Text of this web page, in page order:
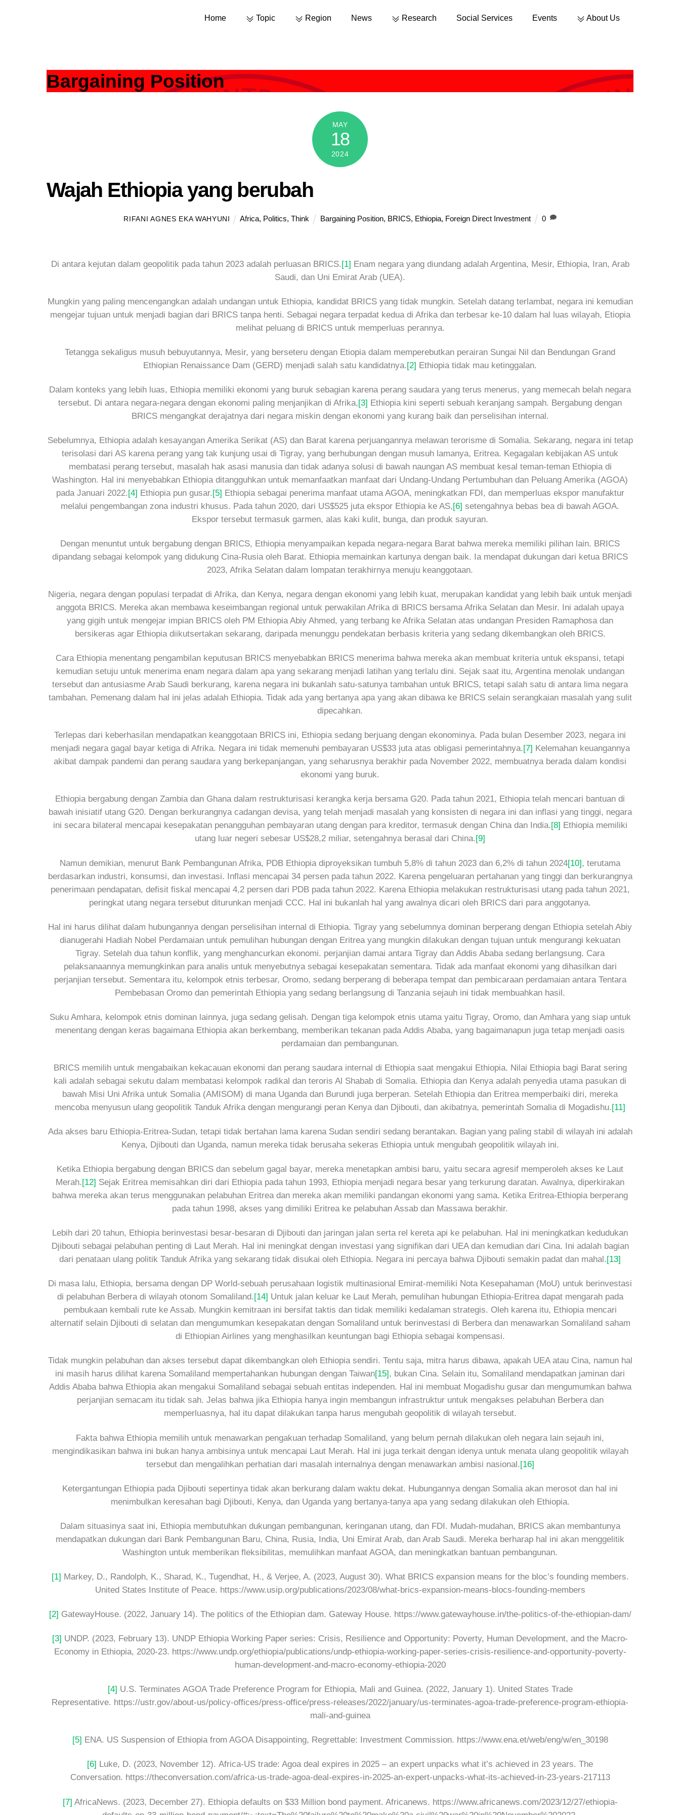
Home Topic Region News Research Social Services Events About Us
Bargaining Position
MAY
18
2024
Wajah Ethiopia yang berubah
RIFANI AGNES EKA WAHYUNI Africa, Politics,Think Bargaining Position, BRICS, Ethiopia, Foreign Direct Investment 0
Di antara kejutan dalam geopolitik pada tahun 2023 adalah perluasan BRICS.[1] Enam negara yang diundang adalah Argentina, Mesir, Ethiopia, Iran, Arab
Saudi, dan Uni Emirat Arab (UEA).
Mungkin yang paling mencengangkan adalah undangan untuk Ethiopia, kandidat BRICS yang tidak mungkin. Setelah datang terlambat, negara ini kemudian
mengejar tujuan untuk menjadi bagian dari BRICS tanpa henti. Sebagai negara terpadat kedua di Afrika dan terbesar ke-10 dalam hal luas wilayah, Etiopia
melihat peluang di BRICS untuk memperluas perannya.
Tetangga sekaligus musuh bebuyutannya, Mesir, yang berseteru dengan Etiopia dalam memperebutkan perairan Sungai Nil dan Bendungan Grand
Ethiopian Renaissance Dam (GERD) menjadi salah satu kandidatnya.[2] Ethiopia tidak mau ketinggalan.
Dalam konteks yang lebih luas, Ethiopia memiliki ekonomi yang buruk sebagian karena perang saudara yang terus menerus, yang memecah belah negara
tersebut. Di antara negara-negara dengan ekonomi paling menjanjikan di Afrika,[3] Ethiopia kini seperti sebuah keranjang sampah. Bergabung dengan
BRICS mengangkat derajatnya dari negara miskin dengan ekonomi yang kurang baik dan perselisihan internal.
Sebelumnya, Ethiopia adalah kesayangan Amerika Serikat (AS) dan Barat karena perjuangannya melawan terorisme di Somalia. Sekarang, negara ini tetap
terisolasi dari AS karena perang yang tak kunjung usai di Tigray, yang berhubungan dengan musuh lamanya, Eritrea. Kegagalan kebijakan AS untuk
membatasi perang tersebut, masalah hak asasi manusia dan tidak adanya solusi di bawah naungan AS membuat kesal teman-teman Ethiopia di
Washington. Hal ini menyebabkan Ethiopia ditangguhkan untuk memanfaatkan manfaat dari Undang-Undang Pertumbuhan dan Peluang Amerika (AGOA)
pada Januari 2022.[4] Ethiopia pun gusar.[5] Ethiopia sebagai penerima manfaat utama AGOA, meningkatkan FDI, dan memperluas ekspor manufaktur
melalui pengembangan zona industri khusus. Pada tahun 2020, dari US$525 juta ekspor Ethiopia ke AS,[6] setengahnya bebas bea di bawah AGOA.
Ekspor tersebut termasuk garmen, alas kaki kulit, bunga, dan produk sayuran.
Dengan menuntut untuk bergabung dengan BRICS, Ethiopia menyampaikan kepada negara-negara Barat bahwa mereka memiliki pilihan lain. BRICS
dipandang sebagai kelompok yang didukung Cina-Rusia oleh Barat. Ethiopia memainkan kartunya dengan baik. Ia mendapat dukungan dari ketua BRICS
2023, Afrika Selatan dalam lompatan terakhirnya menuju keanggotaan.
Nigeria, negara dengan populasi terpadat di Afrika, dan Kenya, negara dengan ekonomi yang lebih kuat, merupakan kandidat yang lebih baik untuk menjadi
anggota BRICS. Mereka akan membawa keseimbangan regional untuk perwakilan Afrika di BRICS bersama Afrika Selatan dan Mesir. Ini adalah upaya
yang gigih untuk mengejar impian BRICS oleh PM Ethiopia Abiy Ahmed, yang terbang ke Afrika Selatan atas undangan Presiden Ramaphosa dan
bersikeras agar Ethiopia diikutsertakan sekarang, daripada menunggu pendekatan berbasis kriteria yang sedang dikembangkan oleh BRICS.
Cara Ethiopia menentang pengambilan keputusan BRICS menyebabkan BRICS menerima bahwa mereka akan membuat kriteria untuk ekspansi, tetapi
kemudian setuju untuk menerima enam negara dalam apa yang sekarang menjadi latihan yang terlalu dini. Sejak saat itu, Argentina menolak undangan
tersebut dan antusiasme Arab Saudi berkurang, karena negara ini bukanlah satu-satunya tambahan untuk BRICS, tetapi salah satu di antara lima negara
tambahan. Pemenang dalam hal ini jelas adalah Ethiopia. Tidak ada yang bertanya apa yang akan dibawa ke BRICS selain serangkaian masalah yang sulit
dipecahkan.
Terlepas dari keberhasilan mendapatkan keanggotaan BRICS ini, Ethiopia sedang berjuang dengan ekonominya. Pada bulan Desember 2023, negara ini
menjadi negara gagal bayar ketiga di Afrika. Negara ini tidak memenuhi pembayaran US$33 juta atas obligasi pemerintahnya. [7] Kelemahan keuangannya
akibat dampak pandemi dan perang saudara yang berkepanjangan, yang seharusnya berakhir pada November 2022, membuatnya berada dalam kondisi
ekonomi yang buruk.
Ethiopia bergabung dengan Zambia dan Ghana dalam restrukturisasi kerangka kerja bersama G20. Pada tahun 2021, Ethiopia telah mencari bantuan di
bawah inisiatif utang G20. Dengan berkurangnya cadangan devisa, yang telah menjadi masalah yang konsisten di negara ini dan inflasi yang tinggi, negara
ini secara bilateral mencapai kesepakatan penangguhan pembayaran utang dengan para kreditor, termasuk dengan China dan India. [8] Ethiopia memiliki
utang luar negeri sebesar US$28,2 miliar, setengahnya berasal dari China. [9]
Namun demikian, menurut Bank Pembangunan Afrika, PDB Ethiopia diproyeksikan tumbuh 5,8% di tahun 2023 dan 6,2% di tahun 2024[10], terutama
berdasarkan industri, konsumsi, dan investasi. Inflasi mencapai 34 persen pada tahun 2022. Karena pengeluaran pertahanan yang tinggi dan berkurangnya
penerimaan pendapatan, defisit fiskal mencapai 4,2 persen dari PDB pada tahun 2022. Karena Ethiopia melakukan restrukturisasi utang pada tahun 2021,
peringkat utang negara tersebut diturunkan menjadi CCC. Hal ini bukanlah hal yang awalnya dicari oleh BRICS dari para anggotanya.
Hal ini harus dilihat dalam hubungannya dengan perselisihan internal di Ethiopia. Tigray yang sebelumnya dominan berperang dengan Ethiopia setelah Abiy
dianugerahi Hadiah Nobel Perdamaian untuk pemulihan hubungan dengan Eritrea yang mungkin dilakukan dengan tujuan untuk mengurangi kekuatan
Tigray. Setelah dua tahun konflik, yang menghancurkan ekonomi. perjanjian damai antara Tigray dan Addis Ababa sedang berlangsung. Cara
pelaksanaannya memungkinkan para analis untuk menyebutnya sebagai kesepakatan sementara. Tidak ada manfaat ekonomi yang dihasilkan dari
perjanjian tersebut. Sementara itu, kelompok etnis terbesar, Oromo, sedang berperang di beberapa tempat dan pembicaraan perdamaian antara Tentara
Pembebasan Oromo dan pemerintah Ethiopia yang sedang berlangsung di Tanzania sejauh ini tidak membuahkan hasil.
Suku Amhara, kelompok etnis dominan lainnya, juga sedang gelisah. Dengan tiga kelompok etnis utama yaitu Tigray, Oromo, dan Amhara yang siap untuk
menentang dengan keras bagaimana Ethiopia akan berkembang, memberikan tekanan pada Addis Ababa, yang bagaimanapun juga tetap menjadi oasis
perdamaian dan pembangunan.
BRICS memilih untuk mengabaikan kekacauan ekonomi dan perang saudara internal di Ethiopia saat mengakui Ethiopia. Nilai Ethiopia bagi Barat sering
kali adalah sebagai sekutu dalam membatasi kelompok radikal dan teroris Al Shabab di Somalia. Ethiopia dan Kenya adalah penyedia utama pasukan di
bawah Misi Uni Afrika untuk Somalia (AMISOM) di mana Uganda dan Burundi juga berperan. Setelah Ethiopia dan Eritrea memperbaiki diri, mereka
mencoba menyusun ulang geopolitik Tanduk Afrika dengan mengurangi peran Kenya dan Djibouti, dan akibatnya, pemerintah Somalia di Mogadishu.[11]
Ada akses baru Ethiopia-Eritrea-Sudan, tetapi tidak bertahan lama karena Sudan sendiri sedang berantakan. Bagian yang paling stabil di wilayah ini adalah
Kenya, Djibouti dan Uganda, namun mereka tidak berusaha sekeras Ethiopia untuk mengubah geopolitik wilayah ini.
Ketika Ethiopia bergabung dengan BRICS dan sebelum gagal bayar, mereka menetapkan ambisi baru, yaitu secara agresif memperoleh akses ke Laut
Merah.[12] Sejak Eritrea memisahkan diri dari Ethiopia pada tahun 1993, Ethiopia menjadi negara besar yang terkurung daratan. Awalnya, diperkirakan
bahwa mereka akan terus menggunakan pelabuhan Eritrea dan mereka akan memiliki pandangan ekonomi yang sama. Ketika Eritrea-Ethiopia berperang
pada tahun 1998, akses yang dimiliki Eritrea ke pelabuhan Assab dan Massawa berakhir.
Lebih dari 20 tahun, Ethiopia berinvestasi besar-besaran di Djibouti dan jaringan jalan serta rel kereta api ke pelabuhan. Hal ini meningkatkan kedudukan
Djibouti sebagai pelabuhan penting di Laut Merah. Hal ini meningkat dengan investasi yang signifikan dari UEA dan kemudian dari Cina. Ini adalah bagian
dari penataan ulang politik Tanduk Afrika yang sekarang tidak disukai oleh Ethiopia. Negara ini percaya bahwa Djibouti semakin padat dan mahal. [13]
Di masa lalu, Ethiopia, bersama dengan DP World-sebuah perusahaan logistik multinasional Emirat-memiliki Nota Kesepahaman (MoU) untuk berinvestasi
di pelabuhan Berbera di wilayah otonom Somaliland. [14] Untuk jalan keluar ke Laut Merah, pemulihan hubungan Ethiopia-Eritrea dapat mengarah pada
pembukaan kembali rute ke Assab. Mungkin kemitraan ini bersifat taktis dan tidak memiliki kedalaman strategis. Oleh karena itu, Ethiopia mencari
alternatif selain Djibouti di selatan dan mengumumkan kesepakatan dengan Somaliland untuk berinvestasi di Berbera dan menawarkan Somaliland saham
di Ethiopian Airlines yang menghasilkan keuntungan bagi Ethiopia sebagai kompensasi.
Tidak mungkin pelabuhan dan akses tersebut dapat dikembangkan oleh Ethiopia sendiri. Tentu saja, mitra harus dibawa, apakah UEA atau Cina, namun hal
ini masih harus dilihat karena Somaliland mempertahankan hubungan dengan Taiwan[15] , bukan Cina. Selain itu, Somaliland mendapatkan jaminan dari
Addis Ababa bahwa Ethiopia akan mengakui Somaliland sebagai sebuah entitas independen. Hal ini membuat Mogadishu gusar dan mengumumkan bahwa
perjanjian semacam itu tidak sah. Jelas bahwa jika Ethiopia hanya ingin membangun infrastruktur untuk mengakses pelabuhan Berbera dan
memperluasnya, hal itu dapat dilakukan tanpa harus mengubah geopolitik di wilayah tersebut.
Fakta bahwa Ethiopia memilih untuk menawarkan pengakuan terhadap Somaliland, yang belum pernah dilakukan oleh negara lain sejauh ini,
mengindikasikan bahwa ini bukan hanya ambisinya untuk mencapai Laut Merah. Hal ini juga terkait dengan idenya untuk menata ulang geopolitik wilayah
tersebut dan mengalihkan perhatian dari masalah internalnya dengan menawarkan ambisi nasional.[16]
Ketergantungan Ethiopia pada Djibouti sepertinya tidak akan berkurang dalam waktu dekat. Hubungannya dengan Somalia akan merosot dan hal ini
menimbulkan keresahan bagi Djibouti, Kenya, dan Uganda yang bertanya-tanya apa yang sedang dilakukan oleh Ethiopia.
Dalam situasinya saat ini, Ethiopia membutuhkan dukungan pembangunan, keringanan utang, dan FDI. Mudah-mudahan, BRICS akan membantunya
mendapatkan dukungan dari Bank Pembangunan Baru, China, Rusia, India, Uni Emirat Arab, dan Arab Saudi. Mereka berharap hal ini akan menggelitik
Washington untuk memberikan fleksibilitas, memulihkan manfaat AGOA, dan meningkatkan bantuan pembangunan.
[1] Markey, D., Randolph, K., Sharad, K., Tugendhat, H., & Verjee, A. (2023, August 30). What BRICS expansion means for the bloc’s founding members.
United States Institute of Peace. https://www.usip.org/publications/2023/08/what-brics-expansion-means-blocs-founding-members
[2] GatewayHouse. (2022, January 14). The politics of the Ethiopian dam. Gateway House. https://www.gatewayhouse.in/the-politics-of-the-ethiopian-dam/
[3] UNDP. (2023, February 13). UNDP Ethiopia Working Paper series: Crisis, Resilience and Opportunity: Poverty, Human Development, and the Macro-
Economy in Ethiopia, 2020-23. https://www.undp.org/ethiopia/publications/undp-ethiopia-working-paper-series-crisis-resilience-and-opportunity-poverty-
human-development-and-macro-economy-ethiopia-2020
[4] U.S. Terminates AGOA Trade Preference Program for Ethiopia, Mali and Guinea. (2022, January 1). United States Trade
Representative. https://ustr.gov/about-us/policy-offices/press-office/press-releases/2022/january/us-terminates-agoa-trade-preference-program-ethiopia-
mali-and-guinea
[5] ENA. US Suspension of Ethiopia from AGOA Disappointing, Regrettable: Investment Commission. https://www.ena.et/web/eng/w/en_30198
[6] Luke, D. (2023, November 12). Africa-US trade: Agoa deal expires in 2025 – an expert unpacks what it’s achieved in 23 years. The
Conversation. https://theconversation.com/africa-us-trade-agoa-deal-expires-in-2025-an-expert-unpacks-what-its-achieved-in-23-years-217113
[7] AfricaNews. (2023, December 27). Ethiopia defaults on $33 Million bond payment. Africanews. https://www.africanews.com/2023/12/27/ethiopia-